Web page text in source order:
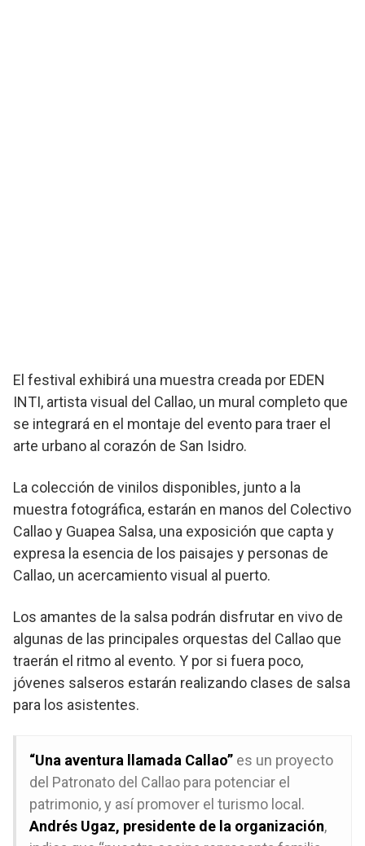
El festival exhibirá una muestra creada por EDEN
INTI, artista visual del Callao, un mural completo que
se integrará en el montaje del evento para traer el
arte urbano al corazón de San Isidro.
La colección de vinilos disponibles, junto a la
muestra fotográfica, estarán en manos del Colectivo
Callao y Guapea Salsa, una exposición que capta y
expresa la esencia de los paisajes y personas de
Callao, un acercamiento visual al puerto.
Los amantes de la salsa podrán disfrutar en vivo de
algunas de las principales orquestas del Callao que
traerán el ritmo al evento. Y por si fuera poco,
jóvenes salseros estarán realizando clases de salsa
para los asistentes.
“Una aventura llamada Callao” es un proyecto
del Patronato del Callao para potenciar el
patrimonio, y así promover el turismo local.
Andrés Ugaz, presidente de la organización,